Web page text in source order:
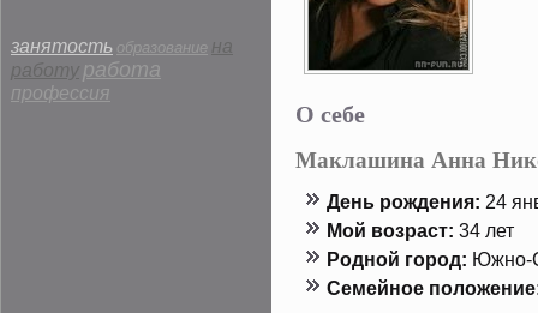
занятость образование на
работу работа
профессия
О себе
Маклашина Анна
День рοждения: 24
Мой возраст: 34 лет
Родной горοд: Южно-
Семейнοе